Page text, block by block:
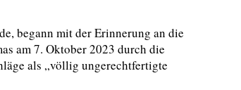
begann mit der Erinnerung an die
am 7. Oktober 2023 durch die
als „völlig ungerechtfertigte